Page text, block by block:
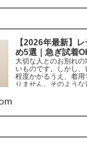
【2026年最新】
め5選｜急ぎ試着
大切な人とのお別れ
いものです。しかし
程度かかるうえ、着
りません。そのよう